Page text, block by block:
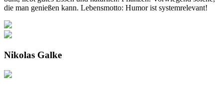
die man genießen kann. Lebensmotto: Humor ist systemrelevant!
Nikolas Galke